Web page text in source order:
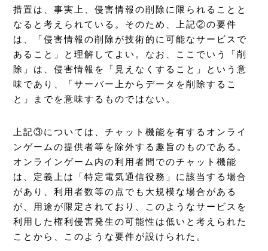
措置は、事実上、侵害情報の削除に限られることと
なると考えられている。そのため、上記②の要件
は、「侵害情報の削除が技術的に可能なサービスで
あること」と理解してよい。なお、ここでいう「削
除」は、侵害情報を「見えなくすること」という意
味であり、「サーバー上からデータを削除するこ
と」までを意味するものではない。
上記③については、チャット機能を有するオンライ
ンゲームの提供者等を除外する趣旨のものである。
オンラインゲーム内の利用者間でのチャット機能
は、定義上は「特定電気通信役務」に該当する場合
があり、利用者数等の点でも大規模な場合がある
が、用途が限定されており、このようなサービスを
利用した権利侵害発生の可能性は低いと考えられた
ことから、このような要件が設けられた。